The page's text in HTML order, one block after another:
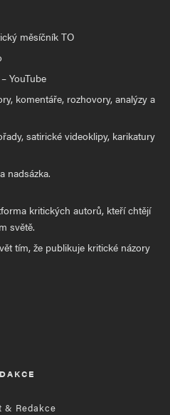
měsíčník TO
YouTube
komentáře, rozhovory, analýzy a
satirické videoklipy, karikatury
nadsázka.
kritických autorů, kteří chtějí
světě.
tím, že publikuje kritické názory
& Redakce